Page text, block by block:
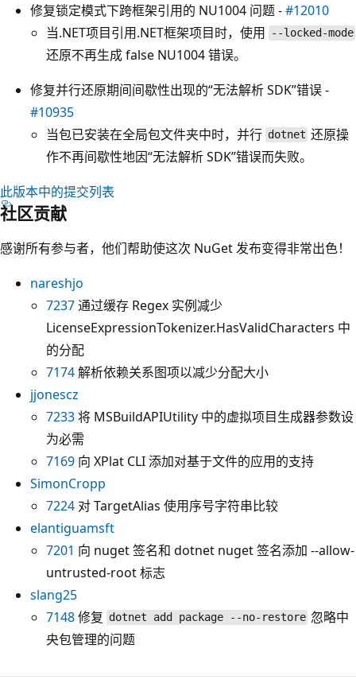
修复锁定模式下跨框架引用的 NU1004 问题 -#12010
当.NET项目引用.NET框架项目时，使用
--locked-mode
还原不再生成 false NU1004 错误。
修复并行还原期间间歇性出现的“无法解析 SDK”错误 -
#10935
当包已安装在全局包文件夹中时，并行 dotnet 还原操
作不再间歇性地因“无法解析 SDK”错误而失败。
此版本中的提交列表
社区贡献
感谢所有参与者，他们帮助使这次 NuGet 发布变得非常出色！
nareshjo
7237通过缓存 Regex 实例减少
LicenseExpressionTokenizer.HasValidCharacters 中
的分配
7174解析依赖关系图项以减少分配大小
jjonescz
7233将 MSBuildAPIUtility 中的虚拟项目生成器参数设
为必需
7169 向 XPlat CLI 添加对基于文件的应用的支持
SimonCropp
7224 对 TargetAlias 使用序号字符串比较
elantiguamsft
7201 向 nuget 签名和 dotnet nuget 签名添加 --allow-
untrusted-root 标志
slang25
7148修复 dotnet add package --no-restore 忽略中
央包管理的问题